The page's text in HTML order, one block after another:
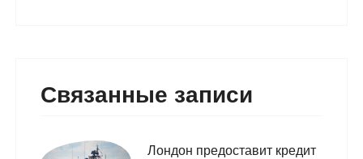
Связанные записи
Лондон предоставит кредит